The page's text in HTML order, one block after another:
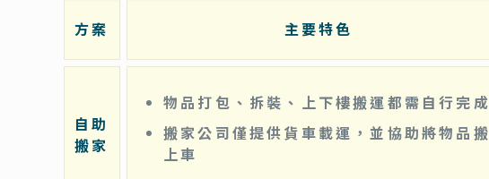
方案 主要特色
自助
搬家
物品打包、拆裝、上下樓搬運都需自行完成
搬家公司僅提供貨車載運，並協助將物品搬
上車